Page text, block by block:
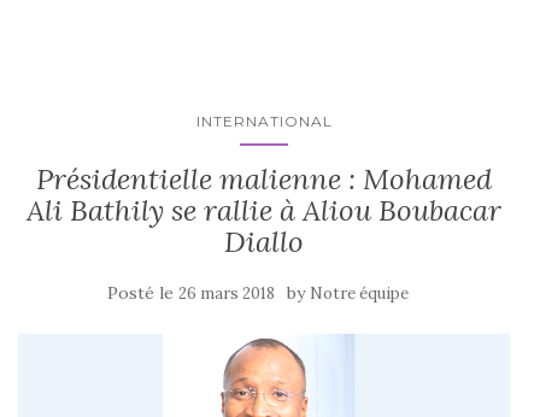
INTERNATIONAL
Présidentielle malienne : Mohamed
Ali Bathily se rallie à Aliou Boubacar
Diallo
Posté le 26 mars 2018 by Notre équipe